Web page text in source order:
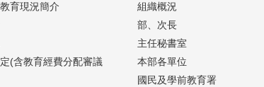
育現況簡介
(含教育經費分配審議
組織概況
部、次長
主任秘書室
本部各單位
國民及學前教育署